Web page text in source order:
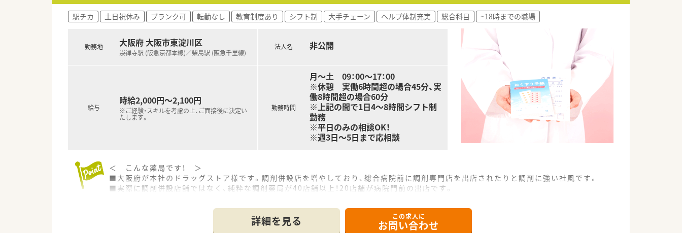
駅チカ 土日祝休み ブランク可 転勤なし 教育制度あり シフト制 大手チェーン ヘルプ体制充実 総合科目 ~18時までの職場
勤務地 大阪府 大阪市東淀川区
崇禅寺駅 (阪急京都本線)／柴島駅 (阪急千里線)
給与
時給2,000円～2,100円
※ご経験・スキルを考慮の上、ご面接後に決定い
たします。
法人名 非公開
勤務時間
月～土 09：00～17：00
※休憩 実働6時間超の場合45分、実
働8時間超の場合60分
※上記の間で1日4～8時間シフト制
勤務
※平日のみの相談OK！
※週3日～5日まで応相談
＜ こんな薬局です！ ＞
■大阪府が本社のドラッグストア様です。調剤併設店を増やしており、総合病院前に調剤専門店を出店されたりと調剤に強い社風です。
■実際に調剤併設店舗ではなく、純粋な調剤薬局が40店舗以上！20店舗が病院門前の出店です。
剤師を募集されています。医師の訪問診療に同行する形式の在宅医療にも挑戦しており、活躍の場も広いです。
■非常に離職率が低いため、新卒の20代～60代と幅広いご年齢層の方がご活躍中！平均年齢も他のドラッグストア企業よりも高めの印
詳細を見る この求人に
お問い合わせ